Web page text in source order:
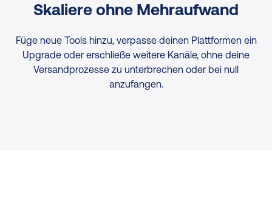
Skaliere ohne Mehraufwand
Füge neue Tools hinzu, verpasse deinen Plattformen ein
Upgrade oder erschließe weitere Kanäle, ohne deine
Versandprozesse zu unterbrechen oder bei null
anzufangen.